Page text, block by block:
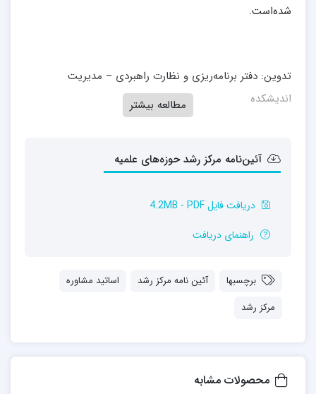
شده‌است.
تدوین: دفتر برنامه‌ریزی و نظارت راهبردی – مدیریت
اندیشکده
مطالعه بیشتر
آئین‌نامه مرکز رشد حوزه‌های علمیه
دریافت فایل 4.2MB - PDF
راهنمای دریافت
برچسبها آئین نامه مرکز رشد
اساتید مشاوره
مرکز رشد
محصولات مشابه